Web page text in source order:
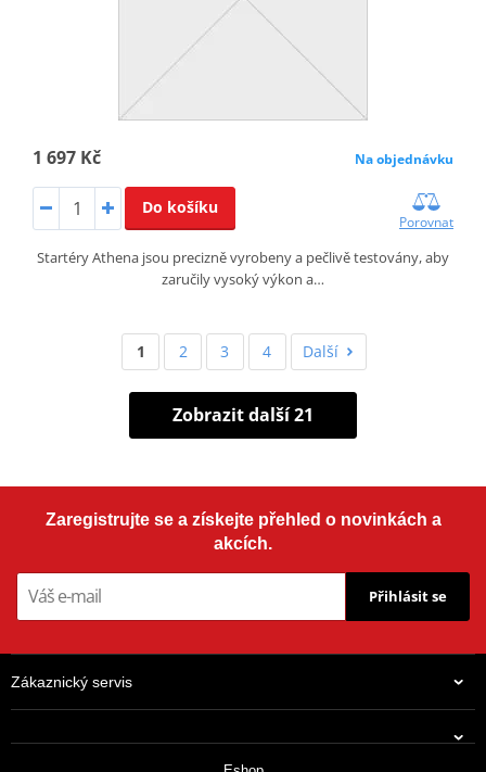
1 697 Kč Na objednávku
Do košíku
Porovnat
Startéry Athena jsou precizně vyrobeny a pečlivě testovány, aby
zaručily vysoký výkon a…
1 2 3 4 Další
Zobrazit další 21
Zaregistrujte se a získejte přehled o novinkách a
akcích.
Přihlásit se
Zákaznický servis